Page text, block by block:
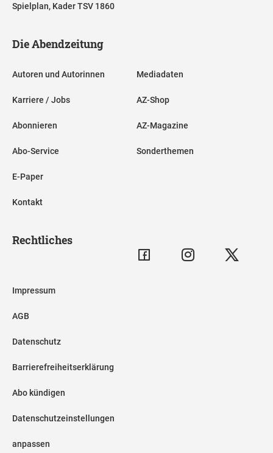
Spielplan, Kader TSV 1860
Die Abendzeitung
Autoren und Autorinnen
Karriere / Jobs
Abonnieren
Abo-Service
E-Paper
Kontakt
Mediadaten
AZ-Shop
AZ-Magazine
Sonderthemen
Rechtliches
Impressum
AGB
Datenschutz
Barrierefreiheitserklärung
Abo kündigen
Datenschutzeinstellungen
anpassen